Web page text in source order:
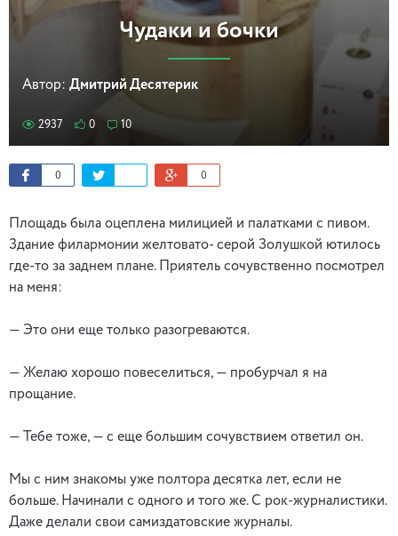
Чудаки и бочки
Автор: Дмитрий Десятерик
2937 0 10
0 0
Площадь была оцеплена милицией и палатками с пивом.
Здание филармонии желтовато- серой Золушкой ютилось
где-то за заднем плане. Приятель сочувственно посмотрел
на меня:
— Это они еще только разогреваются.
— Желаю хорошо повеселиться, — пробурчал я на
прощание.
— Тебе тоже, — с еще большим сочувствием ответил он.
Мы с ним знакомы уже полтора десятка лет, если не
больше. Начинали с одного и того же. С рок-журналистики.
Даже делали свои самиздатовские журналы.